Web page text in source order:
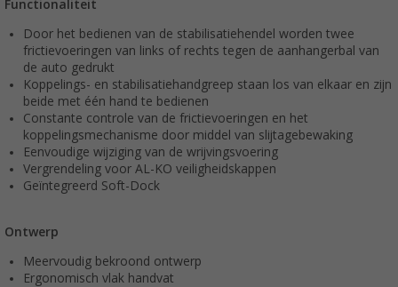
Functionaliteit
Door het bedienen van de stabilisatiehendel worden twee
frictievoeringen van links of rechts tegen de aanhangerbal van
de auto gedrukt
Koppelings- en stabilisatiehandgreep staan los van elkaar en zijn
beide met één hand te bedienen
Constante controle van de frictievoeringen en het
koppelingsmechanisme door middel van slijtagebewaking
Eenvoudige wijziging van de wrijvingsvoering
Vergrendeling voor AL-KO veiligheidskappen
Geïntegreerd Soft-Dock
Ontwerp
Meervoudig bekroond ontwerp
Ergonomisch vlak handvat